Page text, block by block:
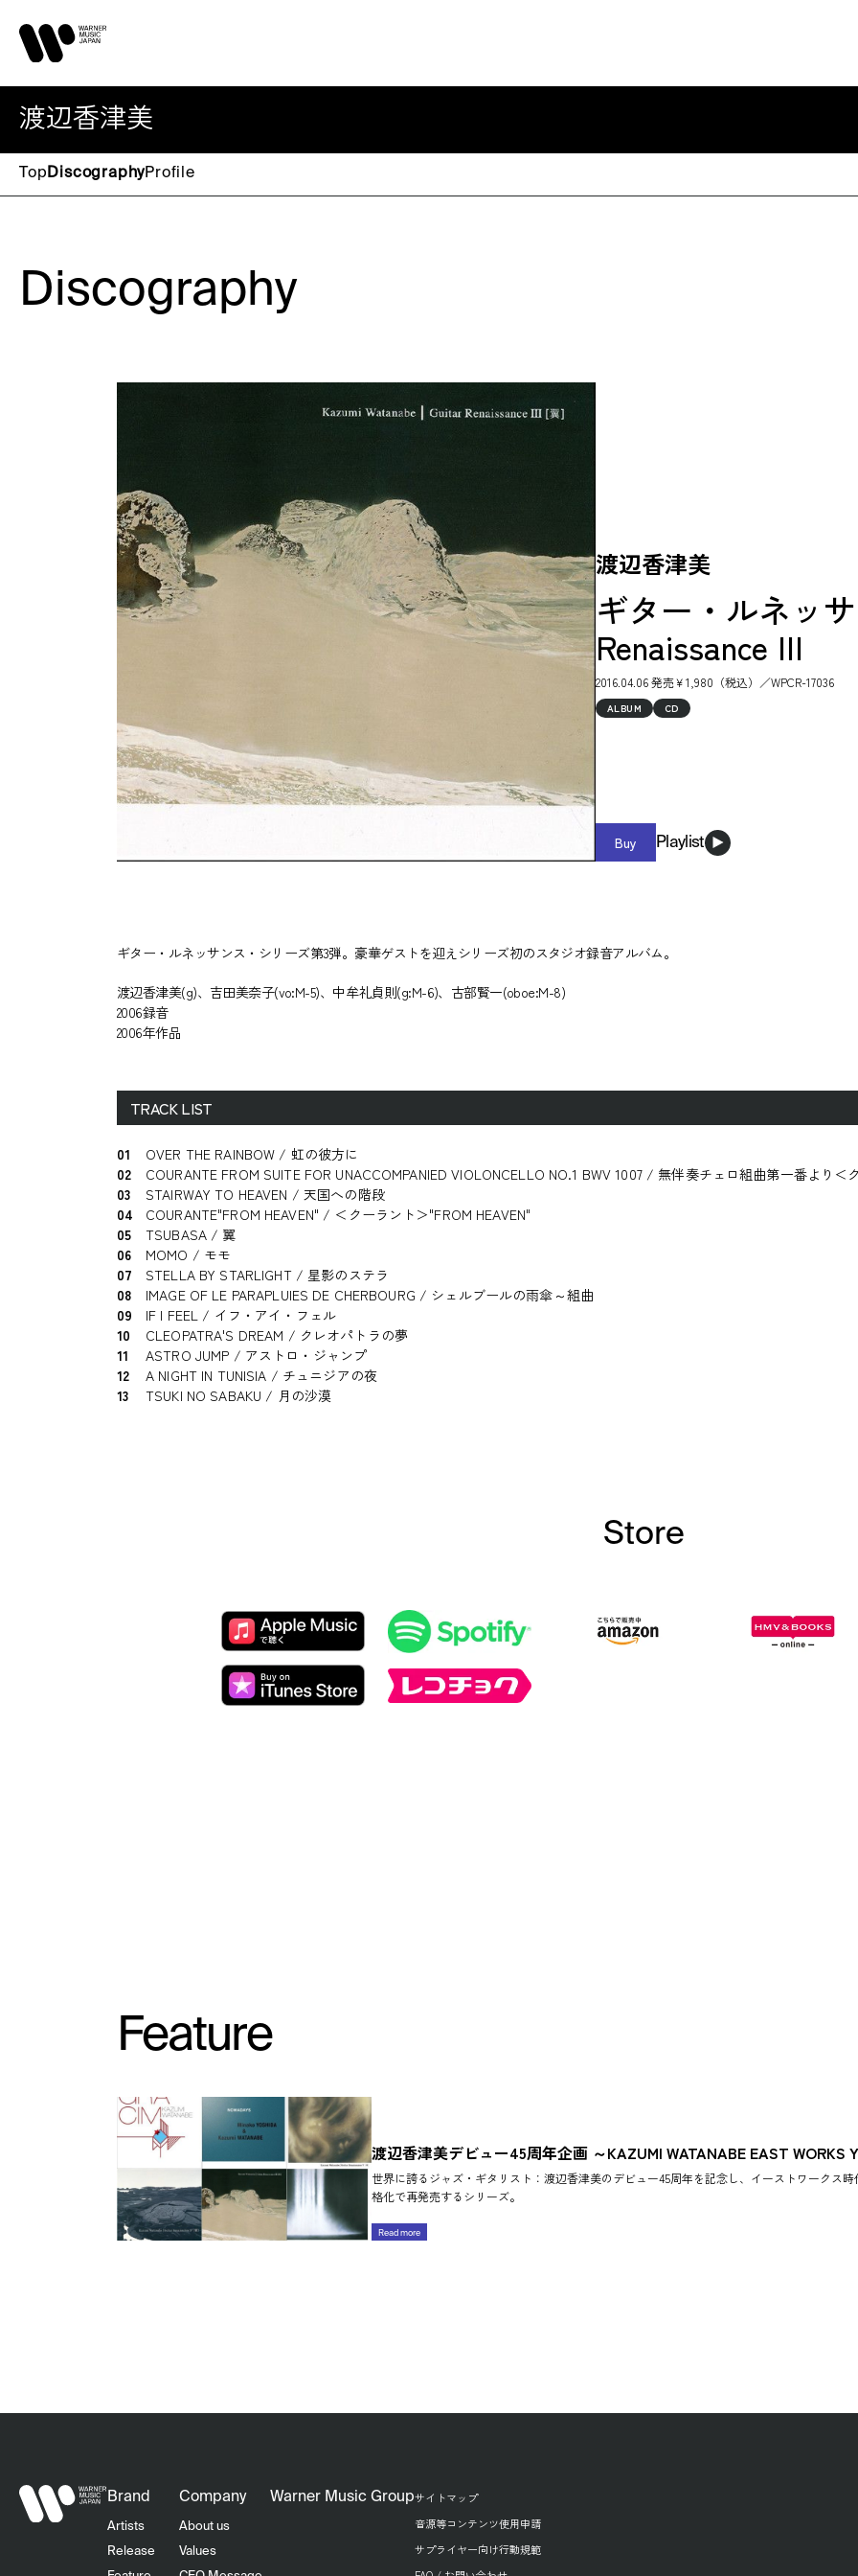
渡辺香津美
Top DiscographyProfile
Discography
渡辺香津美
ギター・ルネッ
Renaissance III
2016.04.06 発売￥1,980（税込）／WPCR-17036
ALBUM CD
Buy Playlist
ギター・ルネッサンス・シリーズ第3弾。豪華ゲストを迎えシリーズ初のスタジオ録音アルバム。
渡辺香津美(g)、吉田美奈子(vo:M-5)、中牟礼貞則(g:M-6)、古部賢一(oboe:M-8)
2006録音
2006年作品
TRACK LIST
01
OVER THE RAINBOW / 虹の彼方に
02
COURANTE FROM SUITE FOR UNACCOMPANIED VIOLONCELLO NO.1 BWV 1007 / 無伴奏チェロ組曲第一番より＜
03
STAIRWAY TO HEAVEN / 天国への階段
04
COURANTE"FROM HEAVEN" / ＜クーラント＞"FROM HEAVEN"
05
TSUBASA / 翼
06
MOMO / モモ
07
STELLA BY STARLIGHT / 星影のステラ
08
IMAGE OF LE PARAPLUIES DE CHERBOURG / シェルブールの雨傘～組曲
09
IF I FEEL / イフ・アイ・フェル
10
CLEOPATRA'S DREAM / クレオパトラの夢
11
ASTRO JUMP / アストロ・ジャンプ
12
A NIGHT IN TUNISIA / チュニジアの夜
13
TSUKI NO SABAKU / 月の沙漠
Store
Feature
渡辺香津美デビュー45周年企画 ～KAZUMI WATANABE EAST WORKS
世界に誇るジャズ・ギタリスト：渡辺香津美のデビュー45周年を記念し、イーストワークス
格化で再発売するシリーズ。
Read more
Brand
Artists
Release
Company
About us
Values
Warner Music Groupサイトマップ
音源等コンテンツ使用申請
サプライヤー向け行動規範